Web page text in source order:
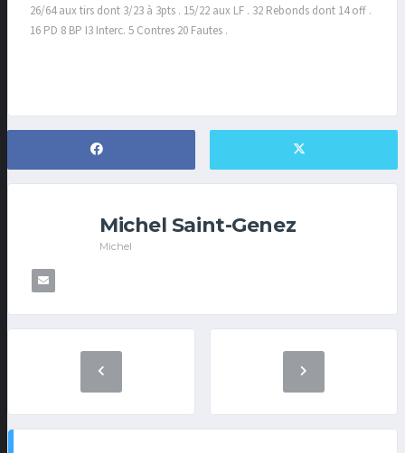
26/64 aux tirs dont 3/23 à 3pts . 15/22 aux LF . 32 Rebonds dont 14 off .
16 PD 8 BP I3 Interc. 5 Contres 20 Fautes .
Michel Saint-Genez
Michel